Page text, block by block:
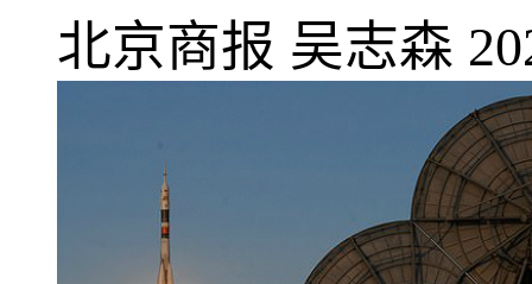
北京商报 吴志森